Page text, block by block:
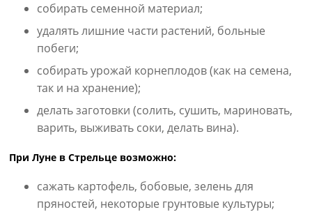
собирать семенной материал;
удалять лишние части растений, больные
побеги;
собирать урожай корнеплодов (как на семена,
так и на хранение);
делать заготовки (солить, сушить, мариновать,
варить, выживать соки, делать вина).
При Луне в Стрельце возможно:
сажать картофель, бобовые, зелень для
пряностей, некоторые грунтовые культуры;